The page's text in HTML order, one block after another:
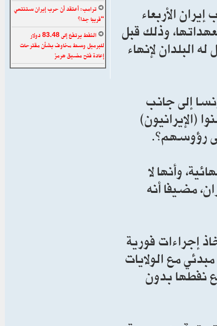
الأربعاء
وذلك قبل
البلدان لإنهاء
إلى جانب
(الإيرانيون)
رؤوسهم”.
وأنها لا
مضيفا أنه
إجراءات فورية
مع الولايات
نفطها بدون
ترامب: أعتقد أن حرب إيران ستنتهي
“قريبا جدا”
النفط يرتفع إلى 83.48 دولار
للبرميل وسط مخاوف بشأن مقترحات
إعادة فتح مضيق هرمز